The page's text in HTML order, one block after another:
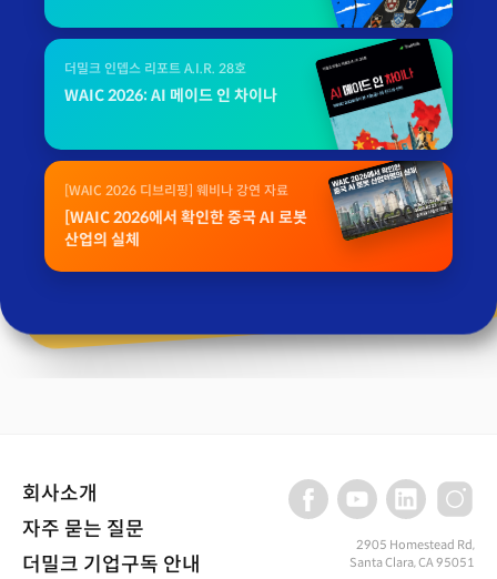
더밀크 인뎁스 리포트 A.I.R. 28호
WAIC 2026: AI 메이드 인 차이나
[WAIC 2026 디브리핑] 웨비나 강연 자료
[WAIC 2026에서 확인한 중국 AI 로봇
산업의 실체
회사소개
자주 묻는 질문
더밀크 기업구독 안내
2905 Homestead Rd,
Santa Clara, CA 95051